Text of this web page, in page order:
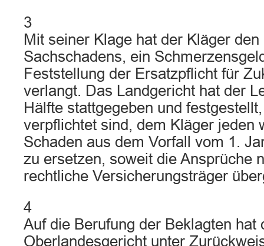
3
Mit seiner Klage hat der Kläger
Sachschadens, ein
Feststellung der Ersatzpflicht für
verlangt. Das Landgericht hat der
Hälfte stattgegeben und
verpflichtet sind, dem Kläger jeden
Schaden aus dem Vorfall vom 1.
zu ersetzen, soweit die Ansprüche
rechtliche Versicherungsträger
4
Auf die Berufung der Beklagten hat
Oberlandesgericht unter